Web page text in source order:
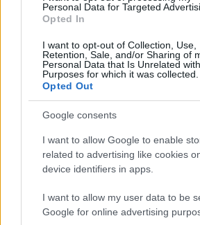
Personal Data for Targeted
Opted In
I want to opt-out of Collection, Use,
Retention, Sale, and/or Sharing of
Personal Data that Is Unrelated
Purposes for which it was collected.
Opted Out
Google consents
I want to allow Google to enable
related to advertising like cookies
device identifiers in apps.
I want to allow my user data to be
Google for online advertising
Francesca Lombardi,
da allora firma
redazione sostiene un
alle prove su pista, cura il
cronaca' e conserva i fogli